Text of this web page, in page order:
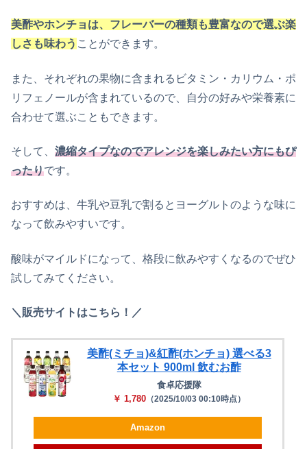
美酢やホンチョは、フレーバーの種類も豊富なので選ぶ楽
しさも味わう ことができます。
また、それぞれの果物に含まれるビタミン・カリウム・ポ
リフェノールが含まれているので、自分の好みや栄養素に
合わせて選ぶこともできます。
そして、 濃縮タイプなのでアレンジを楽しみたい方にもぴ
ったりです。
おすすめは、牛乳や豆乳で割るとヨーグルトのような味に
なって飲みやすいです。
酸味がマイルドになって、格段に飲みやすくなるのでぜひ
試してみてください。
＼販売サイトはこちら！／
美酢(ミチョ)&紅酢(ホンチョ) 選べる3
本セット 900ml 飲むお酢
食卓応援隊
￥ 1,780 （2025/10/03 00:10時点）
Amazon